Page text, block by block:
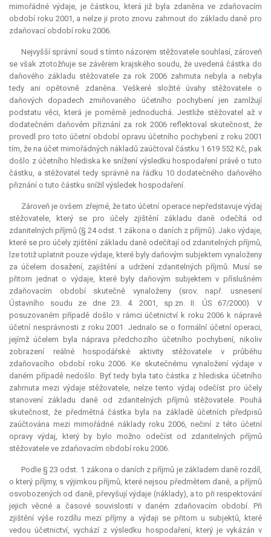
mimořádné výdaje, je částkou, která již byla zdaněna ve zdaňovacím
období roku 2001, a nelze ji proto znovu zahrnout do základu daně pro
zdaňovací období roku 2006.
Nejvyšší správní soud s tímto názorem stěžovatele souhlasí, zároveň
se však ztotožňuje se závěrem krajského soudu, že uvedená částka do
daňového základu stěžovatele za rok 2006 zahrnuta nebyla a nebyla
tedy ani opětovně zdaněna. Veškeré složité úvahy stěžovatele o
daňových dopadech zmiňovaného účetního pochybení jen zamlžují
podstatu věci, která je poměrně jednoduchá. Jestliže stěžovatel až v
dodatečném daňovém přiznání za rok 2006 reflektoval skutečnost, že
provedl pro toto účetní období opravu účetního pochybení z roku 2001
tím, že na účet mimořádných nákladů zaúčtoval částku 1 619 552 Kč, pak
došlo z účetního hlediska ke snížení výsledku hospodaření právě o tuto
částku, a stěžovatel tedy správně na řádku 10 dodatečného daňového
přiznání o tuto částku snížil výsledek hospodaření.
Zároveň je ovšem zřejmé, že tato účetní operace nepředstavuje výdaj
stěžovatele, který se pro účely zjištění základu daně odečítá od
zdanitelných příjmů (§ 24 odst. 1 zákona o daních z příjmů). Jako výdaje,
které se pro účely zjištění základu daně odečítají od zdanitelných příjmů,
lze totiž uplatnit pouze výdaje, které byly daňovým subjektem vynaloženy
za účelem dosažení, zajištění a udržení zdanitelných příjmů. Musí se
přitom jednat o výdaje, které byly daňovým subjektem v příslušném
zdaňovacím období skutečně vynaloženy (srov. např. usnesení
Ústavního soudu ze dne 23. 4. 2001, sp.zn. II. ÚS 67/2000). V
posuzovaném případě došlo v rámci účetnictví k roku 2006 k nápravě
účetní nesprávnosti z roku 2001. Jednalo se o formální účetní operaci,
jejímž účelem byla náprava předchozího účetního pochybení, nikoliv
zobrazení reálné hospodářské aktivity stěžovatele v průběhu
zdaňovacího období roku 2006. Ke skutečnému vynaložení výdaje v
daném případě nedošlo. Byť tedy byla tato částka z hlediska účetního
zahrnuta mezi výdaje stěžovatele, nelze tento výdaj odečíst pro účely
stanovení základu daně od zdanitelných příjmů stěžovatele. Pouhá
skutečnost, že předmětná částka byla na základě účetních předpisů
zaúčtována mezi mimořádné náklady roku 2006, nečiní z této účetní
opravy výdaj, který by bylo možno odečíst od zdanitelných příjmů
stěžovatele ve zdaňovacím období roku 2006.
Podle § 23 odst. 1 zákona o daních z příjmů je základem daně rozdíl,
o který příjmy, s výjimkou příjmů, které nejsou předmětem daně, a příjmů
osvobozených od daně, převyšují výdaje (náklady), a to při respektování
jejich věcné a časové souvislosti v daném zdaňovacím období. Při
zjištění výše rozdílu mezi příjmy a výdaji se přitom u subjektů, které
vedou účetnictví, vychází z výsledku hospodaření, který je vykázán v